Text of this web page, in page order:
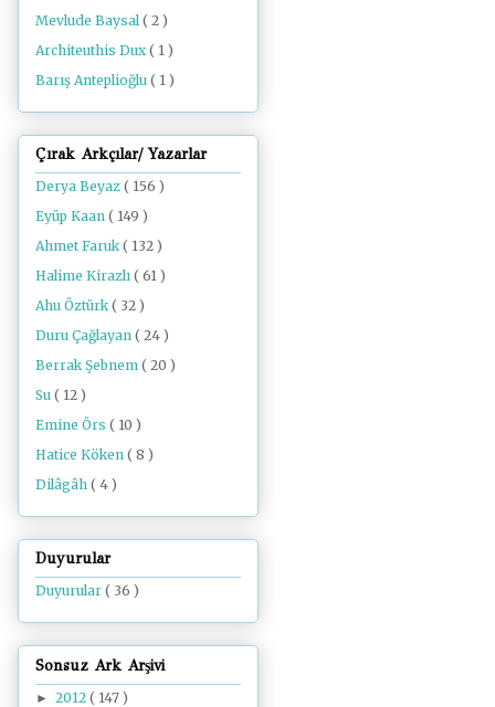
Mevlude Baysal ( 2 )
Architeuthis Dux ( 1 )
Barış Anteplioğlu ( 1 )
Çırak Arkçılar/ Yazarlar
Derya Beyaz ( 156 )
Eyüp Kaan ( 149 )
Ahmet Faruk ( 132 )
Halime Kirazlı ( 61 )
Ahu Öztürk ( 32 )
Duru Çağlayan ( 24 )
Berrak Şebnem ( 20 )
Su ( 12 )
Emine Örs ( 10 )
Hatice Köken ( 8 )
Dilâgâh ( 4 )
Duyurular
Duyurular ( 36 )
Sonsuz Ark Arşivi
► 2012 ( 147 )